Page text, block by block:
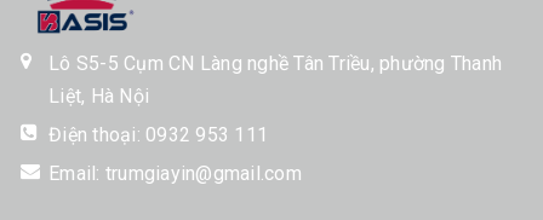
Lô S5-5 Cụm CN Làng nghề Tân Triều, phường Thanh
Liệt, Hà Nội
Điện thoại: 0932 953 111
Email: trumgiayin@gmail.com